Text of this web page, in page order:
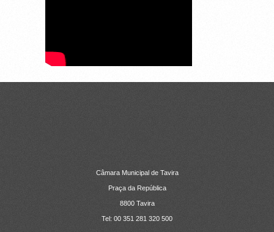
Câmara Municipal de Tavira
Praça da República
8800 Tavira
Tel: 00 351 281 320 500